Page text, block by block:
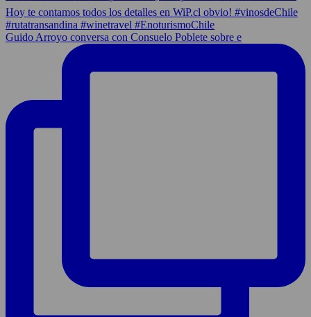
Guido Arroyo conversa con Consuelo Poblete sobre e